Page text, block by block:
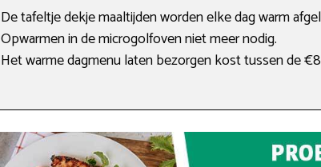
De tafeltje dekje maaltijden worden elke dag warm
Opwarmen in de microgolfoven niet meer nodig.
Het warme dagmenu laten bezorgen kost tussen de